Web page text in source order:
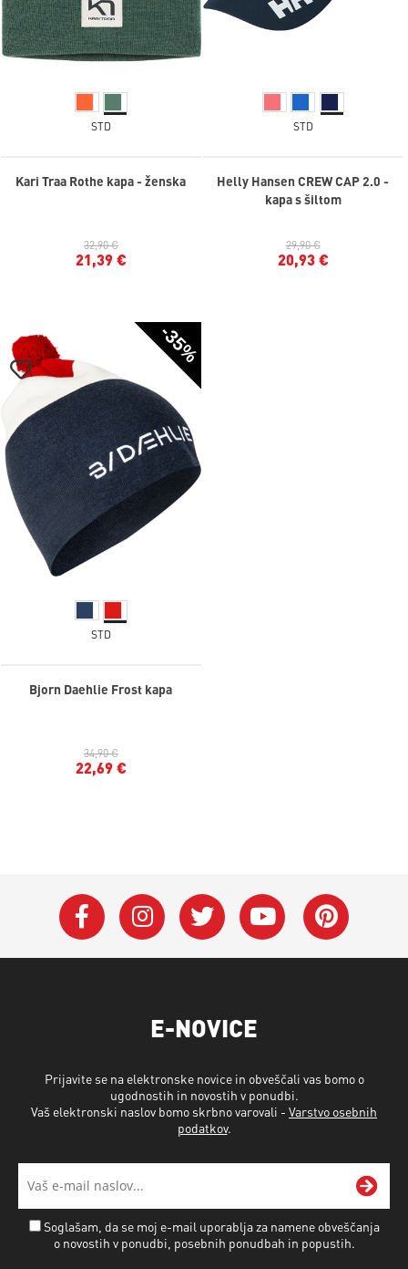
STD
Kari Traa Rothe kapa - ženska
32,90 €
21,39 €
STD
Helly Hansen CREW CAP 2.0 -
kapa s šiltom
29,90 €
20,93 €
-35%
STD
Bjorn Daehlie Frost kapa
34,90 €
22,69 €
E-NOVICE
Prijavite se na elektronske novice in obveščali vas bomo o
ugodnostih in novostih v ponudbi.
Vaš elektronski naslov bomo skrbno varovali - Varstvo osebnih
podatkov.
Soglašam, da se moj e-mail uporablja za namene obveščanja
o novostih v ponudbi, posebnih ponudbah in popustih.